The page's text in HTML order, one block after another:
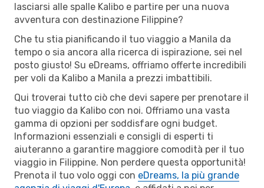
lasciarsi alle spalle Kalibo e partire per una nuova
avventura con destinazione Filippine?
Che tu stia pianificando il tuo viaggio a Manila da
tempo o sia ancora alla ricerca di ispirazione, sei nel
posto giusto! Su eDreams, offriamo offerte incredibili
per voli da Kalibo a Manila a prezzi imbattibili.
Qui troverai tutto ciò che devi sapere per prenotare il
tuo viaggio da Kalibo con noi. Offriamo una vasta
gamma di opzioni per soddisfare ogni budget.
Informazioni essenziali e consigli di esperti ti
aiuteranno a garantire maggiore comodità per il tuo
viaggio in Filippine. Non perdere questa opportunità!
Prenota il tuo volo oggi con eDreams, la più grande